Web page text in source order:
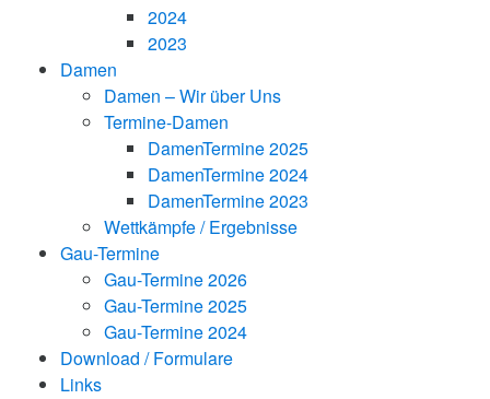
2024
2023
Damen
Damen – Wir über Uns
Termine-Damen
DamenTermine 2025
DamenTermine 2024
DamenTermine 2023
Wettkämpfe / Ergebnisse
Gau-Termine
Gau-Termine 2026
Gau-Termine 2025
Gau-Termine 2024
Download / Formulare
Links